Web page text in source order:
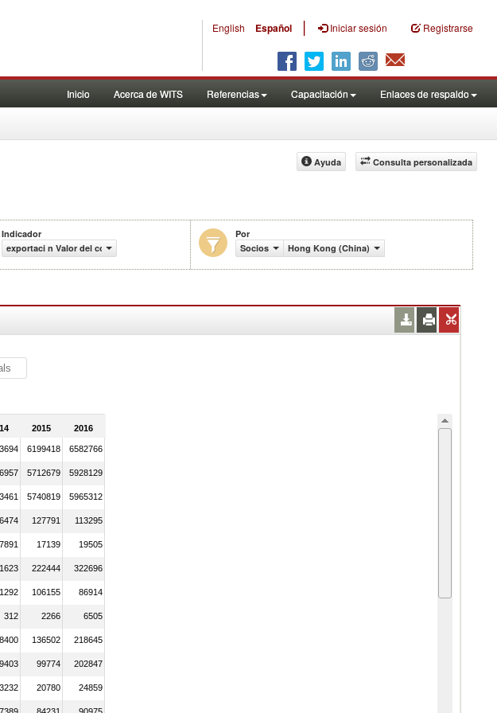
English Español | Iniciar sesión Registrarse
Inicio Acerca de WITS Referencias Capacitación Enlaces de respaldo
Consulta personalizada
Ayuda
Indicador
exportaci n Valor del comercio (en miles de US$)
Por
Socios
Hong Kong (China)
2015 2016
6199418 6582766
5712679 5928129
5740819 5965312
127791 113295
17139 19505
222444 322696
106155 86914
312 2266 6505
136502 218645
99774 202847
20780 24859
84231 90975